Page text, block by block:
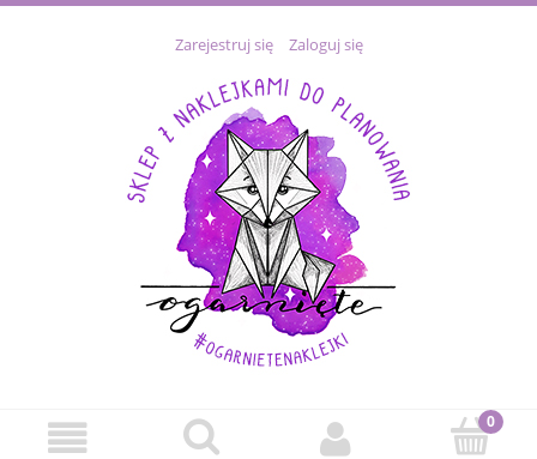
Zarejestruj się Zaloguj się